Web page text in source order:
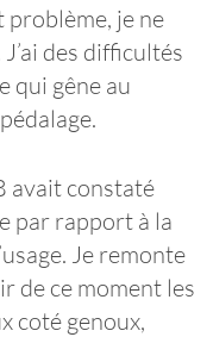
problème, je ne
des difficultés
qui gêne au
avait constaté
par rapport à la
Je remonte
de ce moment les
coté genoux,